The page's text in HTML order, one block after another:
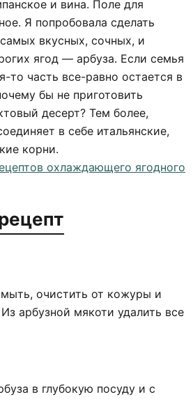
и вина. Поле для
Я попробовала сделать
вкусных, сочных, и
ягод — арбуза. Если семья
то часть все-равно остается в
бы не приготовить
десерт? Тем более,
в себе итальянские,
корни.
охлаждающего ягодного
очистить от кожуры и
арбузной мякоти удалить все
в глубокую посуду и с